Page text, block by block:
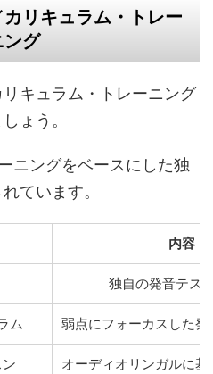
リキュラム・トレー
ング
キュラム・トレーニング
ょう。
ニングをベースにした独
ています。
内容
独自の発音テス
ム 弱点にフォーカスした
オーディオリンガルに